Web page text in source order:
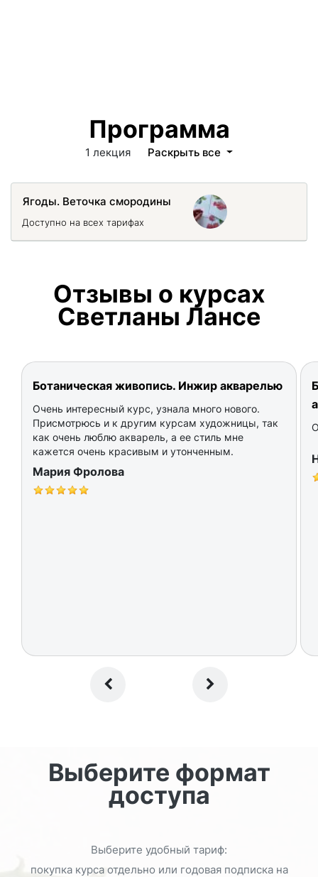
Программа
1 лекция Раскрыть все
Ягоды. Веточка смородины
Доступно на всех тарифах
Отзывы о курсах
Светланы Лансе
Ботаническая живопись. Инжир акварелью
Очень интересный курс, узнала много нового.
Присмотрюсь и к другим курсам художницы, так
как очень люблю акварель, а ее стиль мне
кажется очень красивым и утонченным.
Мария Фролова
Выберите формат
доступа
Выберите удобный тариф:
покупка курса отдельно или годовая подписка на